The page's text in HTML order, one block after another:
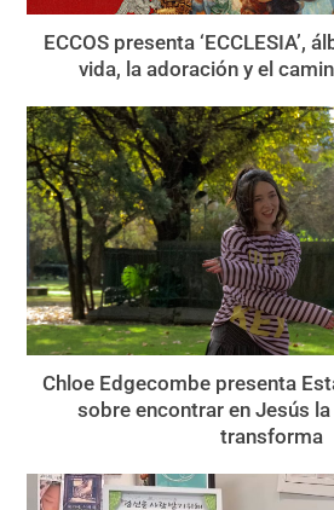
ECCOS presenta ‘ECCLESIA’,
vida, la adoración y el
Chloe Edgecombe presenta
sobre encontrar en Jesús
transforma